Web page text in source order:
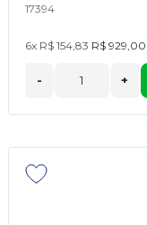
17394
6x R$ 154,83 R$ 929,00
- +